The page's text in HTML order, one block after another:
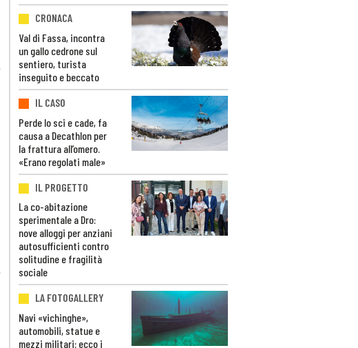
CRONACA
Val di Fassa, incontra
un gallo cedrone sul
sentiero, turista
inseguito e beccato
IL CASO
Perde lo sci e cade, fa
causa a Decathlon per
la frattura all’omero.
«Erano regolati male»
IL PROGETTO
La co-abitazione
sperimentale a Dro:
nove alloggi per anziani
autosufficienti contro
solitudine e fragilità
sociale
LA FOTOGALLERY
Navi «vichinghe»,
automobili, statue e
mezzi militari: ecco i